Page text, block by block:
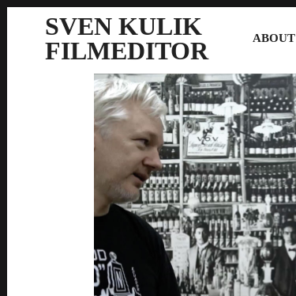
SVEN KULIK
FILMEDITOR
ABOUT